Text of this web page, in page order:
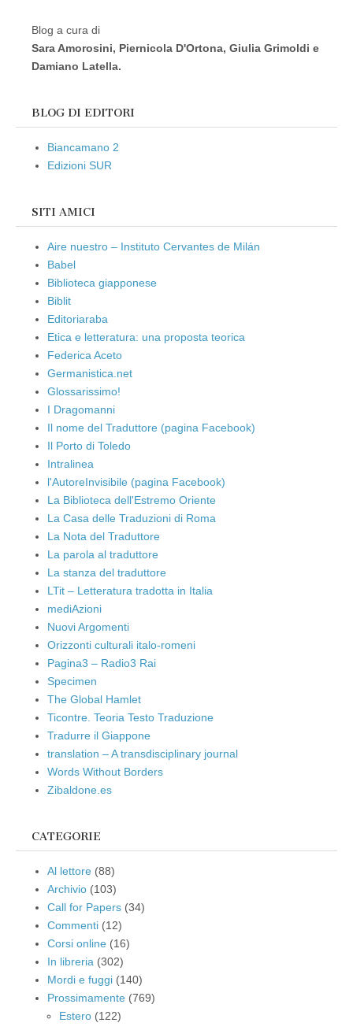
Blog a cura di
Sara Amorosini, Piernicola D'Ortona, Giulia Grimoldi e
Damiano Latella.
BLOG DI EDITORI
Biancamano 2
Edizioni SUR
SITI AMICI
Aire nuestro – Instituto Cervantes de Milán
Babel
Biblioteca giapponese
Biblit
Editoriaraba
Etica e letteratura: una proposta teorica
Federica Aceto
Germanistica.net
Glossarissimo!
I Dragomanni
Il nome del Traduttore (pagina Facebook)
Il Porto di Toledo
Intralinea
l'AutoreInvisibile (pagina Facebook)
La Biblioteca dell'Estremo Oriente
La Casa delle Traduzioni di Roma
La Nota del Traduttore
La parola al traduttore
La stanza del traduttore
LTit – Letteratura tradotta in Italia
mediAzioni
Nuovi Argomenti
Orizzonti culturali italo-romeni
Pagina3 – Radio3 Rai
Specimen
The Global Hamlet
Ticontre. Teoria Testo Traduzione
Tradurre il Giappone
translation – A transdisciplinary journal
Words Without Borders
Zibaldone.es
CATEGORIE
Al lettore (88)
Archivio (103)
Call for Papers (34)
Commenti (12)
Corsi online (16)
In libreria (302)
Mordi e fuggi (140)
Prossimamente (769)
Estero (122)